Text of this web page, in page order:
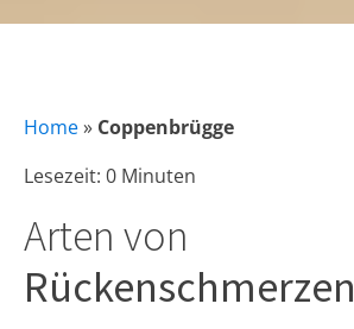
Home» Coppenbrügge
Lesezeit: 0 Minuten
Arten von
Rückenschmerzen